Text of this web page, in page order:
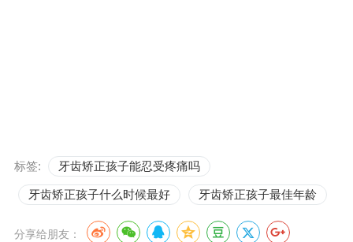
标签: 牙齿矫正孩子能忍受疼痛吗
牙齿矫正孩子什么时候最好 牙齿矫正孩子最佳年龄
分享给朋友：